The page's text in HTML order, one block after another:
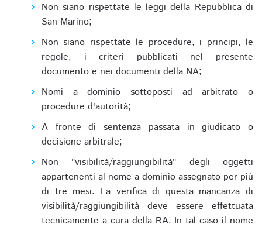
Non siano rispettate le leggi della Repubblica di
San Marino;
Non siano rispettate le procedure, i principi, le
regole, i criteri pubblicati nel presente
documento e nei documenti della NA;
Nomi a dominio sottoposti ad arbitrato o
procedure d'autorità;
A fronte di sentenza passata in giudicato o
decisione arbitrale;
Non "visibilità/raggiungibilità" degli oggetti
appartenenti al nome a dominio assegnato per più
di tre mesi. La verifica di questa mancanza di
visibilità/raggiungibilità deve essere effettuata
tecnicamente a cura della RA. In tal caso il nome